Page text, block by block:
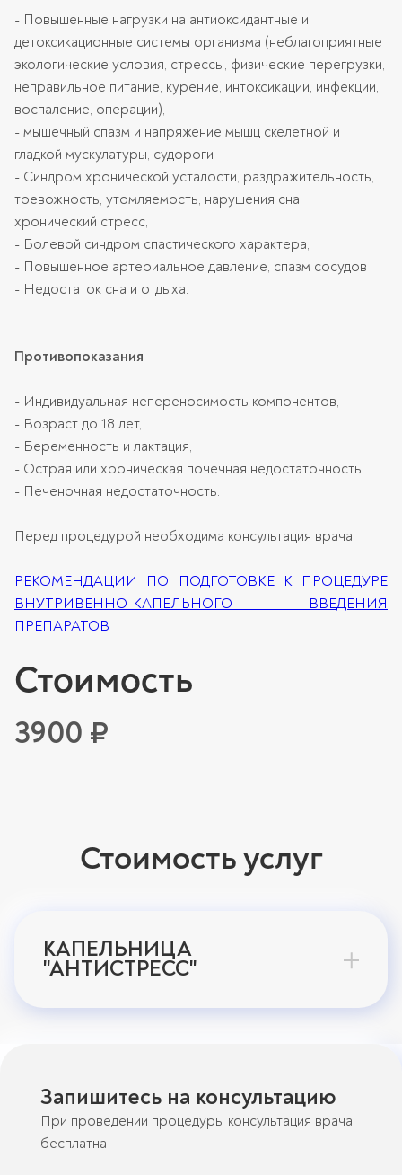
- Повышенные нагрузки на антиоксидантные и
детоксикационные системы организма (неблагоприятные
экологические условия, стрессы, физические перегрузки,
неправильное питание, курение, интоксикации, инфекции,
воспаление, операции),
- мышечный спазм и напряжение мышц скелетной и
гладкой мускулатуры, судороги
- Синдром хронической усталости, раздражительность,
тревожность, утомляемость, нарушения сна,
хронический стресс,
- Болевой синдром спастического характера,
- Повышенное артериальное давление, спазм сосудов
- Недостаток сна и отдыха.
Противопоказания
- Индивидуальная непереносимость компонентов,
- Возраст до 18 лет,
- Беременность и лактация,
- Острая или хроническая почечная недостаточность,
- Печеночная недостаточность.
Перед процедурой необходима консультация врача!
РЕКОМЕНДАЦИИ ПО ПОДГОТОВКЕ К ПРОЦЕДУРЕ
ВНУТРИВЕННО-КАПЕЛЬНОГО ВВЕДЕНИЯ
ПРЕПАРАТОВ
Стоимость
3900 ₽
Стоимость услуг
КАПЕЛЬНИЦА
"АНТИСТРЕСС"
Запишитесь на консультацию
При проведении процедуры консультация врача
бесплатна